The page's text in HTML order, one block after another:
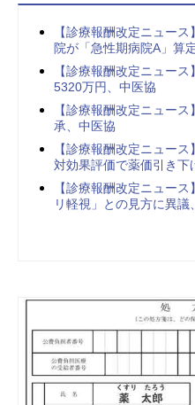
【診療報酬改定ニュー
院が「急性期病院A」算
【診療報酬改定ニュー
5320万円、中医協
【診療報酬改定ニュー
承、中医協
【診療報酬改定ニュー
対効果評価で薬価引き下
【診療報酬改定ニュー
リ軽視」との見方に異